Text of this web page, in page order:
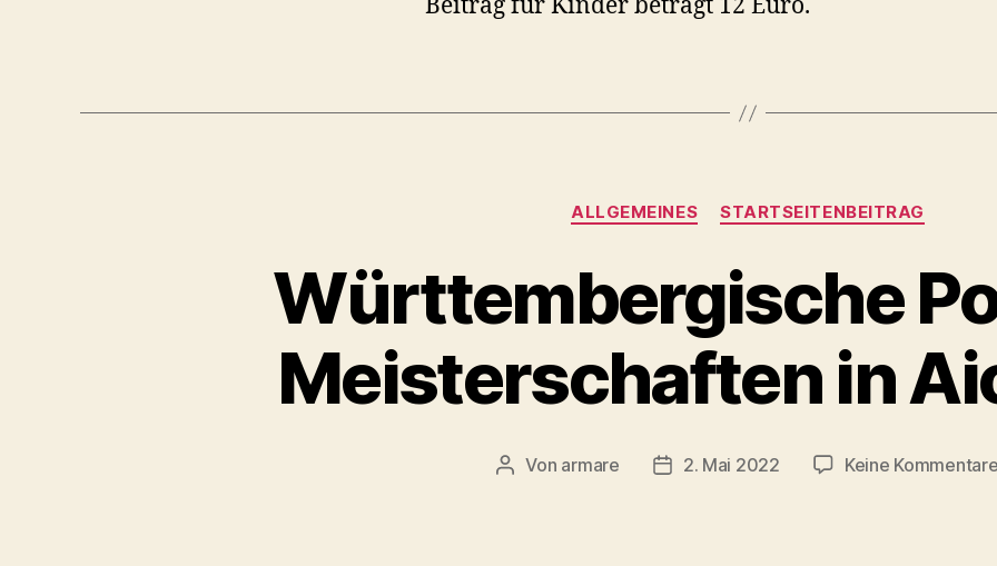
Beitrag für Kinder beträgt 12 Euro.
Kategorien
ALLGEMEINES STARTSEITENBEITRAG
Württembergische
Meisterschaften in
Beitragsautor
Von armare Beitragsdatum
2. Mai 2022 Keine